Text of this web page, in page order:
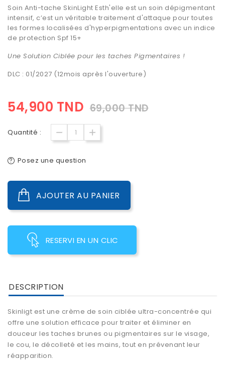
Soin Anti-tache SkinLight Esth'elle est un soin dépigmentant
intensif, c’est un véritable traitement d'attaque pour toutes
les formes localisées d'hyperpigmentations avec un indice
de protection Spf 15+
Une Solution Ciblée pour les taches Pigmentaires !
DLC : 01/2027 (12mois après l'ouverture)
54,900 TND 69,000 TND
Quantité :
Posez une question
AJOUTER AU PANIER
RESERVI EN UN CLIC
DESCRIPTION
Skinligt est une crème de soin ciblée ultra-concentrée qui
offre une solution efficace pour traiter et éliminer en
douceur les taches brunes ou pigmentaires sur le visage,
le cou, le décolleté et les mains, tout en prévenant leur
réapparition.